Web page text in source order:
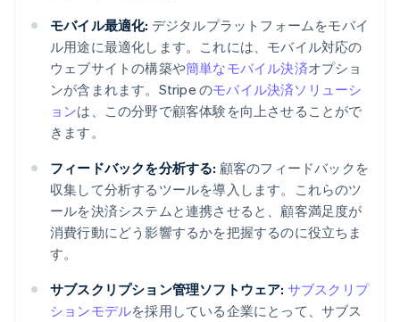
モバイル最適化: デジタルプラットフォームをモバイ
ル用途に最適化します。これには、モバイル対応の
ウェブサイトの構築や簡単なモバイル決済オプショ
ンが含まれます。Stripe のモバイル決済ソリューシ
ョンは、この分野で顧客体験を向上させることがで
きます。
フィードバックを分析する: 顧客のフィードバックを
収集して分析するツールを導入します。これらのツ
ールを決済システムと連携させると、顧客満足度が
消費行動にどう影響するかを把握するのに役立ちま
す。
サブスクリプション管理ソフトウェア: サブスクリプ
ションモデルを採用している企業にとって、サブス